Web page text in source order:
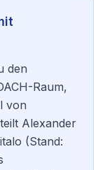
den
Raum,
von
Alexander
(Stand: